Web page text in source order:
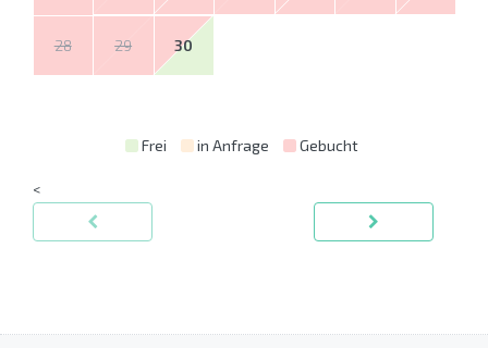
28 29 30
Frei in Anfrage Gebucht
<